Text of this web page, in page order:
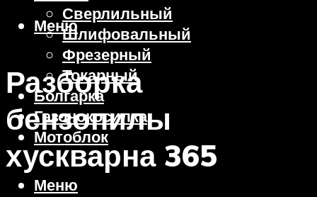
Сверлильный
Шлифовальный
Фрезерный
Токарный
Болгарка
Газонокосилка
Мотоблок
Меню
Меню
Разборка
бензопилы
хускварна 365